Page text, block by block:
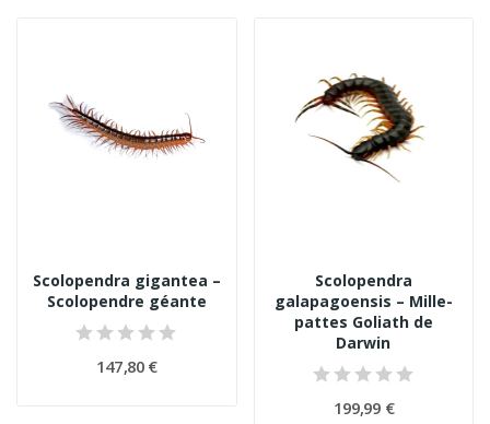
Scolopendra gigantea –
Scolopendre géante
147,80 €
Scolopendra
galapagoensis – Mille-
pattes Goliath de
Darwin
199,99 €